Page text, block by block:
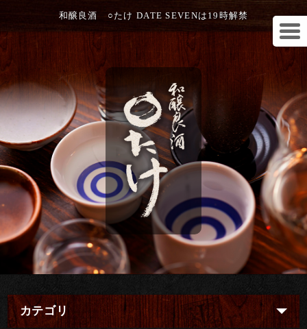
和醸良酒 ○たけ DATE SEVENは19時解禁
カテゴリ